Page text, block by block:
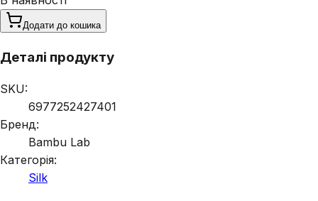
Додати до кошика
Деталі продукту
SKU:
6977252427401
Бренд:
Bambu Lab
Категорія:
Silk